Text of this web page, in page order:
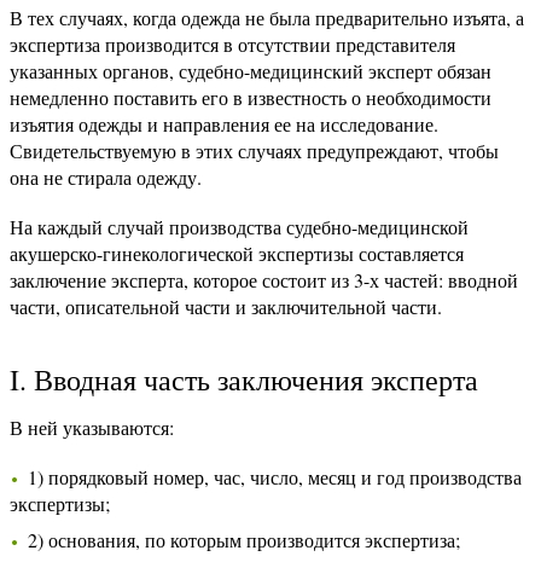
В тех случаях, когда одежда не была предварительно изъята, а
экспертиза производится в отсутствии представителя
указанных органов, судебно-медицинский эксперт обязан
немедленно поставить его в известность о необходимости
изъятия одежды и направления ее на исследование.
Свидетельствуемую в этих случаях предупреждают, чтобы
она не стирала одежду.
На каждый случай производства судебно-медицинской
акушерско-гинекологической экспертизы составляется
заключение эксперта, которое состоит из 3-х частей: вводной
части, описательной части и заключительной части.
I. Вводная часть заключения эксперта
В ней указываются:
1) порядковый номер, час, число, месяц и год производства
экспертизы;
2) основания, по которым производится экспертиза;